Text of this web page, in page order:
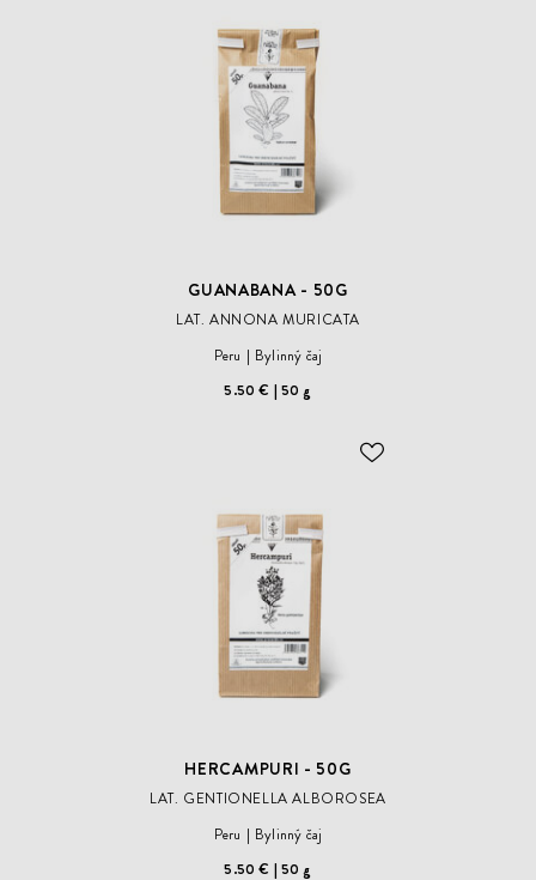
GUANABANA - 50G
LAT. ANNONA MURICATA
Peru
Bylinný čaj
5.50 €
50 g
ODOBER
HERCAMPURI - 50G
LAT. GENTIONELLA ALBOROSEA
Peru
Bylinný čaj
5.50 €
50 g